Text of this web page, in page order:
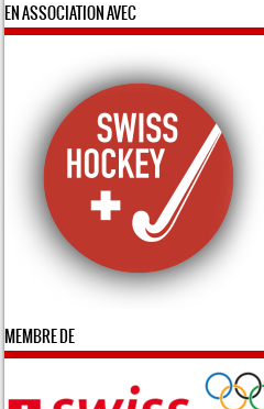
EN ASSOCIATION AVEC
MEMBRE DE